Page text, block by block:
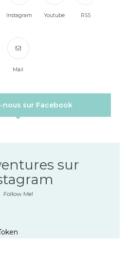
Instagram Youtube RSS
Mail
nous sur Facebook
sur
Follow Me!